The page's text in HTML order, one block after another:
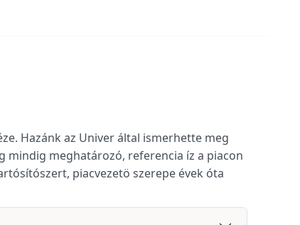
Hazánk az Univer által ismerhette meg
mindig meghatározó, referencia íz a piacon
piacvezetö szerepe évek óta